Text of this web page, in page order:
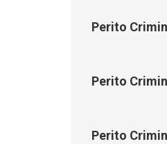
Perito
Perito
Perito